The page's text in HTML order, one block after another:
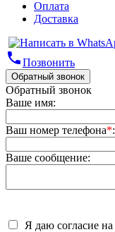
Оплата
Доставка
phoneПозвонить
Обратный звонок
Обратный звонок
Ваше имя:
Ваш номер телефона*:
Ваше сообщение:
Я даю согласие на